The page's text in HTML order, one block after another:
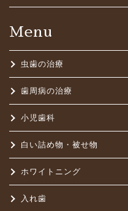
Menu
虫歯の治療
歯周病の治療
小児歯科
白い詰め物・被せ物
ホワイトニング
入れ歯